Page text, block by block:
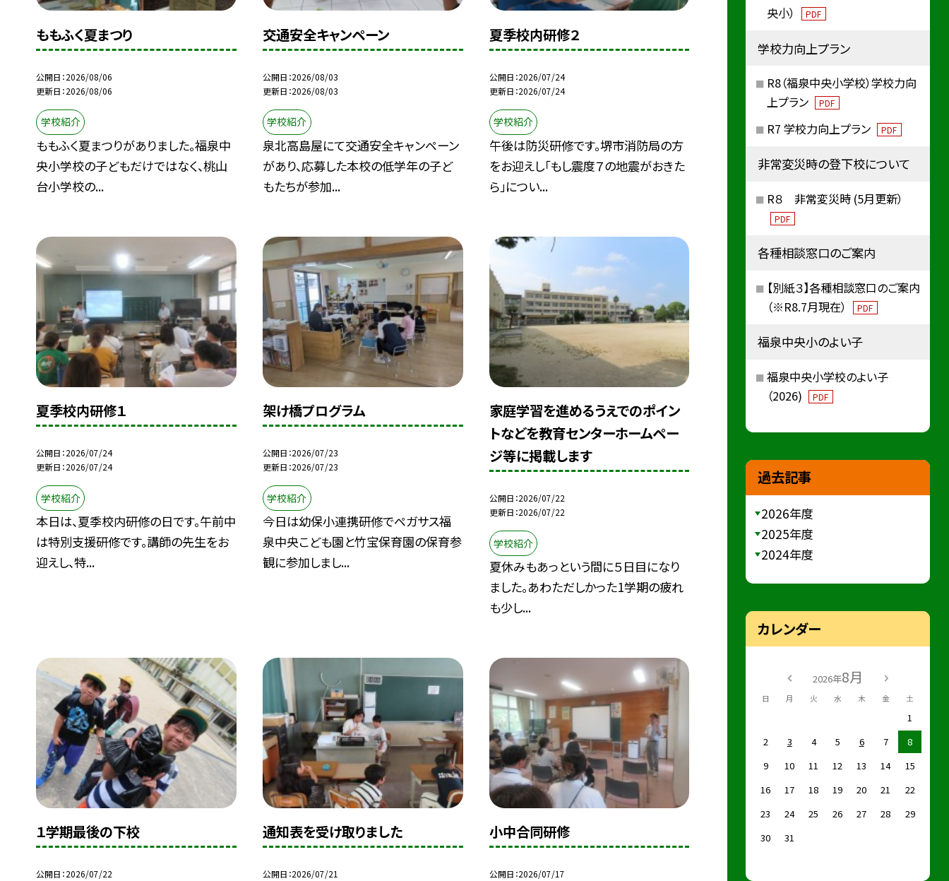
ももふく夏まつり
公開日 2026/08/06
更新日 2026/08/06
学校紹介
ももふく夏まつりがありました。福泉中
央小学校の子どもだけではなく、桃山
台小学校の...
交通安全キャンペーン
公開日 2026/08/03
更新日 2026/08/03
学校紹介
泉北高島屋にて交通安全キャンペーン
があり、応募した本校の低学年の子ど
もたちが参加...
夏季校内研修２
公開日 2026/07/24
更新日 2026/07/24
学校紹介
午後は防災研修です。堺市消防局の方
をお迎えし「もし震度７の地震がおきた
ら」につい...
夏季校内研修１
公開日 2026/07/24
更新日 2026/07/24
学校紹介
本日は、夏季校内研修の日です。午前中
は特別支援研修です。講師の先生をお
迎えし、特...
架け橋プログラム
公開日 2026/07/23
更新日 2026/07/23
学校紹介
今日は幼保小連携研修でペガサス福
泉中央こども園と竹宝保育園の保育参
観に参加しまし...
家庭学習を進めるうえでのポイン
トなどを教育センターホームペー
ジ等に掲載します
公開日 2026/07/22
更新日 2026/07/22
学校紹介
夏休みもあっという間に５日目になり
ました。あわただしかった1学期の疲れ
も少し...
１学期最後の下校
公開日 2026/07/22
通知表を受け取りました
公開日 2026/07/21
小中合同研修
公開日 2026/07/17
央小）
PDF
学校力向上プラン
R8（福泉中央小学校）学校力向
上プラン
PDF
R7 学校力向上プラン PDF
非常変災時の登下校について
R８ 非常変災時 (5月更新）
PDF
各種相談窓口のご案内
【別紙３】各種相談窓口のご案内
（※R8.7月現在）
PDF
福泉中央小のよい子
福泉中央小学校のよい子
（2026)
PDF
過去記事
2026年度
2025年度
2024年度
カレンダー
2026年8月
日 月 火 水 木 金 土
1
2
3 4 5 6 7
8
9
10 11 12 13 14
15
16
17 18 19 20 21
22
23
24 25 26 27 28
29
30
31